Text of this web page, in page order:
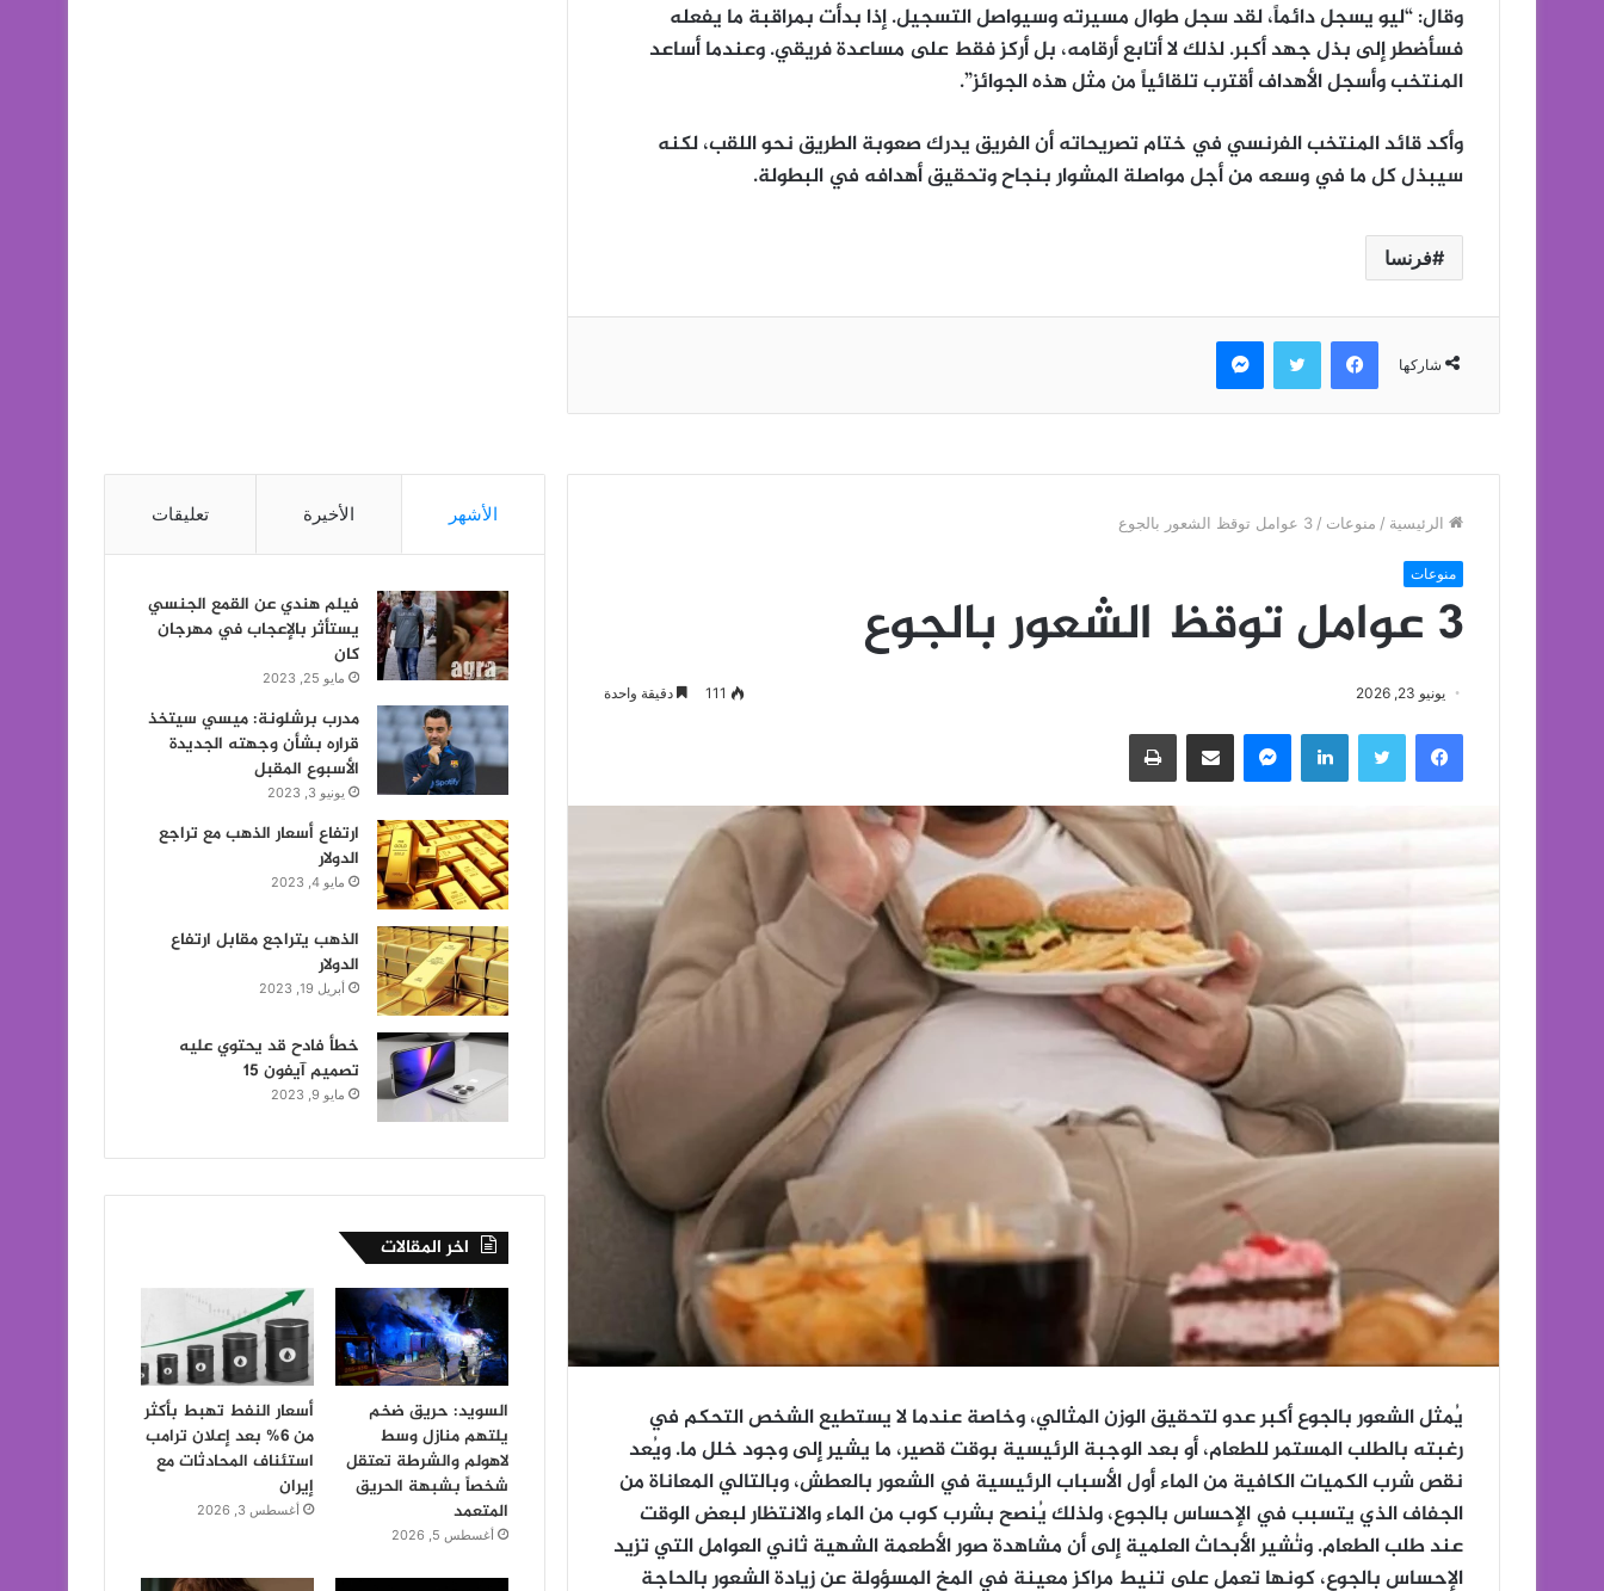
وقال: “ليو يسجل دائماً، لقد سجل طوال مسيرته وسيواصل التسجيل. إذا بدأت بمراقبة ما يفعله
فسأضطر إلى بذل جهد أكبر. لذلك لا أتابع أرقامه، بل أركز فقط على مساعدة فريقي. وعندما أساعد
المنتخب وأسجل الأهداف أقترب تلقائياً من مثل هذه الجوائز”.
وأكد قائد المنتخب الفرنسي في ختام تصريحاته أن الفريق يدرك صعوبة الطريق نحو اللقب، لكنه
سيبذل كل ما في وسعه من أجل مواصلة المشوار بنجاح وتحقيق أهدافه في البطولة.
فرنسا
شاركها
فيسبوك تويتر ماسنجر